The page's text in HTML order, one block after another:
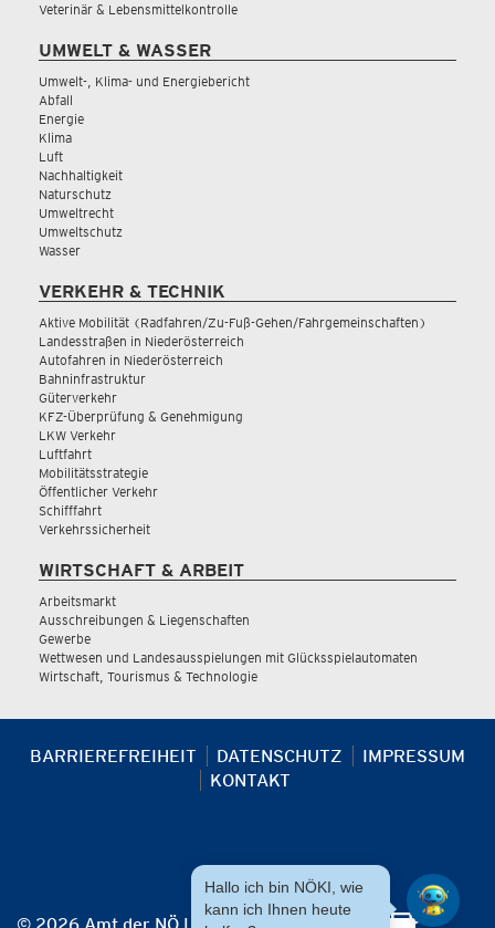
Veterinär & Lebensmittelkontrolle
UMWELT & WASSER
Umwelt-, Klima- und Energiebericht
Abfall
Energie
Klima
Luft
Nachhaltigkeit
Naturschutz
Umweltrecht
Umweltschutz
Wasser
VERKEHR & TECHNIK
Aktive Mobilität (Radfahren/Zu-Fuß-Gehen/Fahrgemeinschaften)
Landesstraßen in Niederösterreich
Autofahren in Niederösterreich
Bahninfrastruktur
Güterverkehr
KFZ-Überprüfung & Genehmigung
LKW Verkehr
Luftfahrt
Mobilitätsstrategie
Öffentlicher Verkehr
Schifffahrt
Verkehrssicherheit
WIRTSCHAFT & ARBEIT
Arbeitsmarkt
Ausschreibungen & Liegenschaften
Gewerbe
Wettwesen und Landesausspielungen mit Glücksspielautomaten
Wirtschaft, Tourismus & Technologie
BARRIEREFREIHEIT DATENSCHUTZ
IMPRESSUM
KONTAKT
Hallo ich bin NÖKI, wie
kann ich Ihnen heute